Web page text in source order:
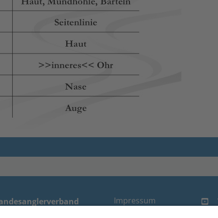
Impressum